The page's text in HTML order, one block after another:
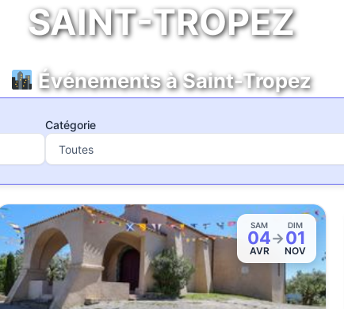
SAINT-TROPEZ
Événements à Saint-Tropez
Catégorie
SAM
04
AVR
→
DIM
01
NOV